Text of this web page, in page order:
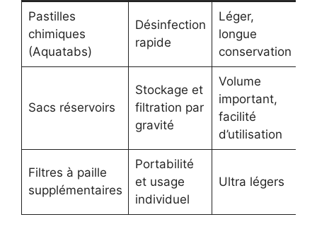
Pastilles
chimiques
(Aquatabs)
Désinfection
rapide
Léger,
longue
conservation
Sacs réservoirs
Stockage et
filtration par
gravité
Volume
important,
facilité
d’utilisation
Filtres à paille
supplémentaires
Portabilité
et usage
individuel
Ultra légers